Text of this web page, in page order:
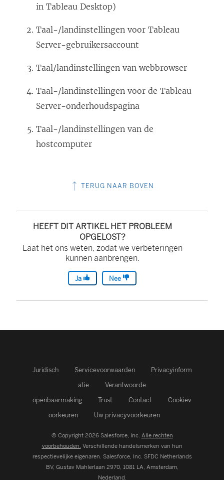
in Tableau Desktop)
Taal-/landinstellingen voor Tableau
Server-gebruikersaccount
Taal/landinstellingen van webbrowser
Taal-/landinstellingen voor de Tableau
Server-onderhoudspagina
Taal-/landinstellingen van de
hostcomputer
TERUG NAAR BOVEN
HEEFT DIT ARTIKEL HET PROBLEEM
OPGELOST?
Laat het ons weten, zodat we verbeteringen
kunnen aanbrengen.
Ja Nee
Juridisch Servicevoorwaarden
Privacyinform
atie
Verantwoorde
openbaarmaking
Trust Contact
Cookiev
oorkeuren
Uw privacyvoorkeuren
© Copyright 2026 Salesforce, Inc. Alle rechten
voorbehouden. Verschillende handelsmerken van hun
respectievelijke eigenaren. Salesforce, Inc. SFDC Netherlands
BV, Gustav Mahlerlaan 2970, 1081 LA, Amsterdam,
Nederland.